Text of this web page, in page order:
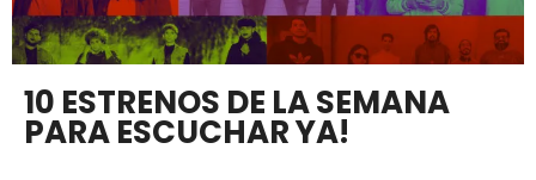
10 ESTRENOS DE LA SEMANA
PARA ESCUCHAR YA!